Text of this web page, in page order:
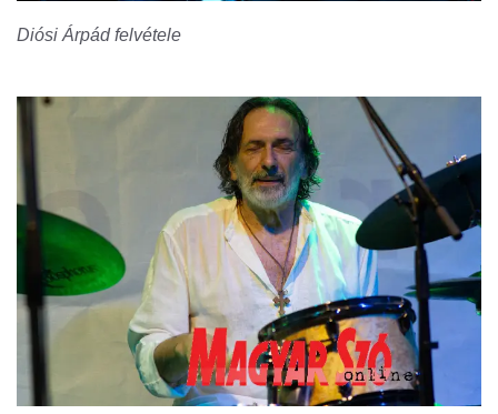
Diósi Árpád felvétele